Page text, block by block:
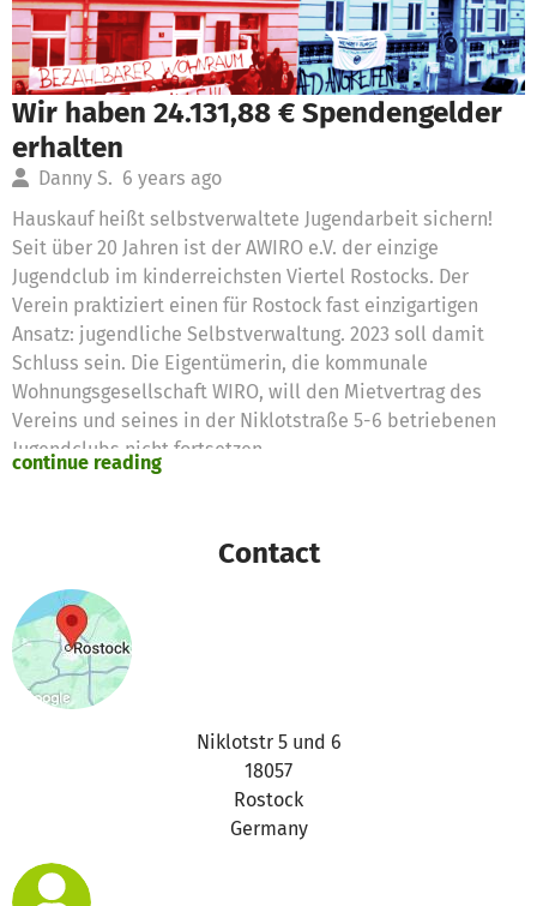
Wir haben 24.131,88 € Spendengelder
erhalten
Danny S. 6 years ago
Hauskauf heißt selbstverwaltete Jugendarbeit sichern!
Seit über 20 Jahren ist der AWIRO e.V. der einzige
Jugendclub im kinderreichsten Viertel Rostocks. Der
Verein praktiziert einen für Rostock fast einzigartigen
Ansatz: jugendliche Selbstverwaltung. 2023 soll damit
Schluss sein. Die Eigentümerin, die kommunale
Wohnungsgesellschaft WIRO, will den Mietvertrag des
Vereins und seines in der Niklotstraße 5-6 betriebenen
Jugendclubs nicht fortsetzen.
Wir, die Jugendlichen, haben uns dafür entschieden zu
Seit über 20 Jahren engagier(t)en sich im Laufe der Zeit
hunderte Jugendliche im AWIRO e.V. - das alles
ehrenamtlich, selbstverwaltet und konsensorientiert.
Der Verein bietet Infrastruktur, sowohl organisatorisch als
auch räumlich, während alles, was innerhalb der
Infrastruktur passiert, ausschließlich im Konsensprinzip
gemeinsamen von den Nutzer*innen entschieden wird.
Dabei steht der Anspruch des gemeinsamen Lernens
besonders im Vordergrund. Die Konzepte DIY (Do It
Yourself) und DIT (Do It Together) bilden den Schwerpunkt
Lernen und Handeln.
continue reading
Contact
Niklotstr 5 und 6
18057
Rostock
Germany